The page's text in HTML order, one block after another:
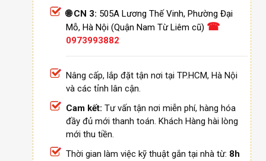
🌐 CN 3: 505A Lương Thế Vinh, Phường Đại
Mỗ, Hà Nội (Quận Nam Từ Liêm cũ) ☎
0973993882
Nâng cấp, lắp đặt tận nơi tại TP.HCM, Hà Nội
và các tỉnh lân cận.
Cam kết: Tư vấn tận nơi miễn phí, hàng hóa
đầy đủ mới thanh toán. Khách Hàng hài lòng
mới thu tiền.
Thời gian làm việc kỹ thuật gắn tại nhà từ: 8h